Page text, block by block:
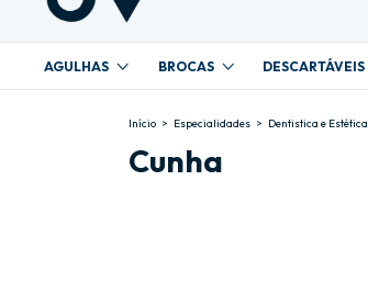
AGULHAS BROCAS DESCARTÁVEIS
Início > Especialidades > Dentistica e Estética
Cunha